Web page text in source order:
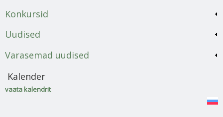
Konkursid
Uudised
Varasemad uudised
Kalender
vaata kalendrit